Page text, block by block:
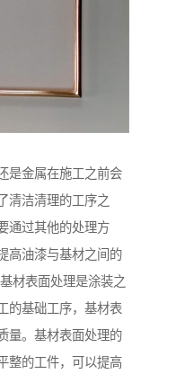
是金属在施工之前会
清洁清理的工序之
通过其他的处理方
高油漆与基材之间的
材表面处理是涂装之
的基础工序，基材表
量。基材表面处理的
整的工件，可以提高